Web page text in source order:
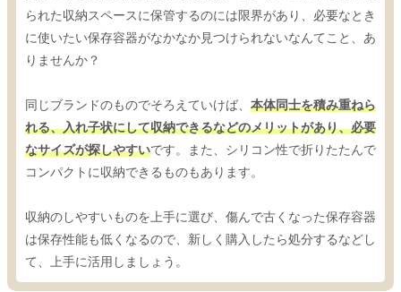
られた収納スペースに保管するのには限界があり、必要なとき
に使いたい保存容器がなかなか見つけられないなんてこと、あ
りませんか？
同じブランドのものでそろえていけば、 本体同士を積み重ねら
れる、入れ子状にして収納できるなどのメリットがあり、必要
なサイズが探しやすいです。また、シリコン性で折りたたんで
コンパクトに収納できるものもあります。
収納のしやすいものを上手に選び、傷んで古くなった保存容器
は保存性能も低くなるので、新しく購入したら処分するなどし
て、上手に活用しましょう。